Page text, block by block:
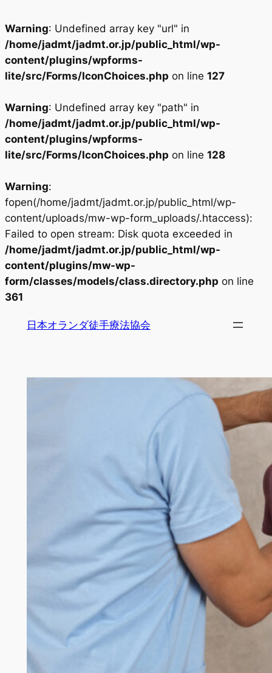
Warning: Undefined array key "url" in
/home/jadmt/jadmt.or.jp/public_html/wp-
content/plugins/wpforms-
lite/src/Forms/IconChoices.php on line 127
Warning: Undefined array key "path" in
/home/jadmt/jadmt.or.jp/public_html/wp-
content/plugins/wpforms-
lite/src/Forms/IconChoices.php on line 128
Warning:
fopen(/home/jadmt/jadmt.or.jp/public_html/wp-
content/uploads/mw-wp-form_uploads/.htaccess):
Failed to open stream: Disk quota exceeded in
/home/jadmt/jadmt.or.jp/public_html/wp-
content/plugins/mw-wp-
form/classes/models/class.directory.php on line
361
日本オランダ徒手療法協会